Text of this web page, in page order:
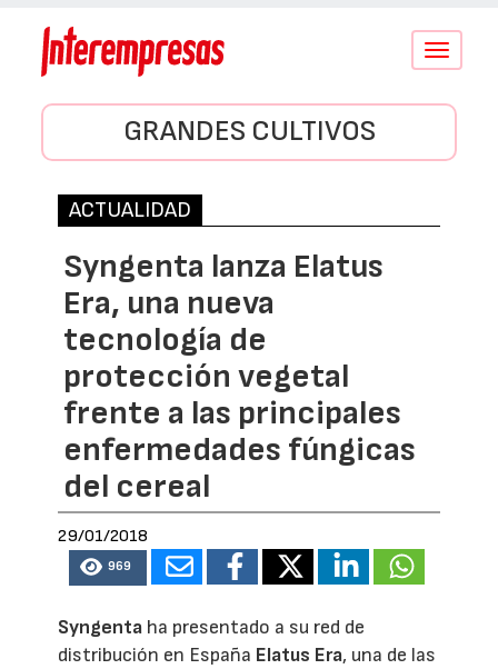
Conmutar
GRANDES CULTIVOS
ACTUALIDAD
Syngenta lanza Elatus
Era, una nueva
tecnología de
protección vegetal
frente a las principales
enfermedades fúngicas
del cereal
29/01/2018
969
Syngenta ha presentado a su red de
distribución en España Elatus Era, una de las